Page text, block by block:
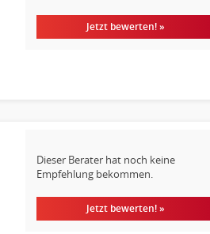
Jetzt bewerten! »
Dieser Berater hat noch keine
Empfehlung bekommen.
Jetzt bewerten! »